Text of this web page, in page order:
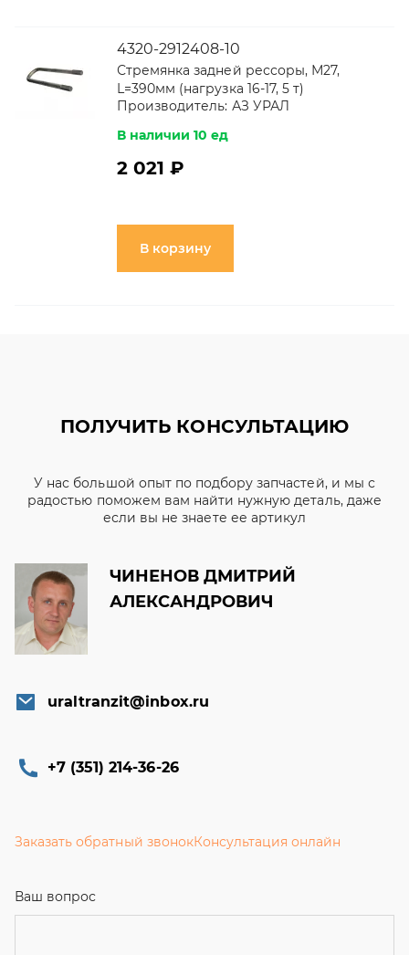
4320-2912408-10
Стремянка задней рессоры, М27,
L=390мм (нагрузка 16-17, 5 т)
Производитель: АЗ УРАЛ
В наличии 10 ед
2 021 ₽
В корзину
ПОЛУЧИТЬ КОНСУЛЬТАЦИЮ
У нас большой опыт по подбору запчастей, и мы с
радостью поможем вам найти нужную деталь, даже
если вы не знаете ее артикул
ЧИНЕНОВ ДМИТРИЙ
АЛЕКСАНДРОВИЧ
uraltranzit@inbox.ru
+7 (351) 214-36-26
Заказать обратный звонокКонсультация онлайн
Ваш вопрос